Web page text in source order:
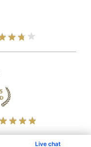
Live chat